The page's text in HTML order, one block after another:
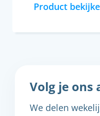
Product
Volg je ons
We delen